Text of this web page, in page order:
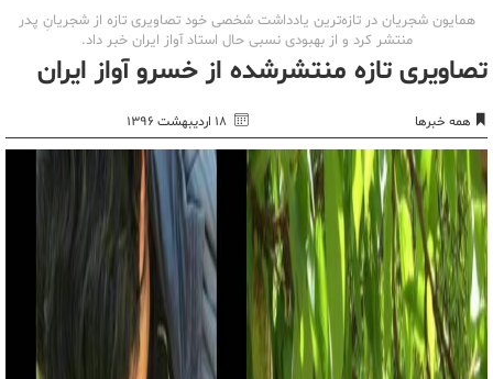
همایون شجریان در تازه‌ترین یادداشت شخصی خود تصاویری تازه‌ از شجریانِ پدر
منتشر کرد و از بهبودی نسبی حال استاد آواز ایران خبر داد.
تصاویری تازه منتشرشده از خسرو آواز ایران
همه خبرها ۱۸ اردیبهشت ۱۳۹۶